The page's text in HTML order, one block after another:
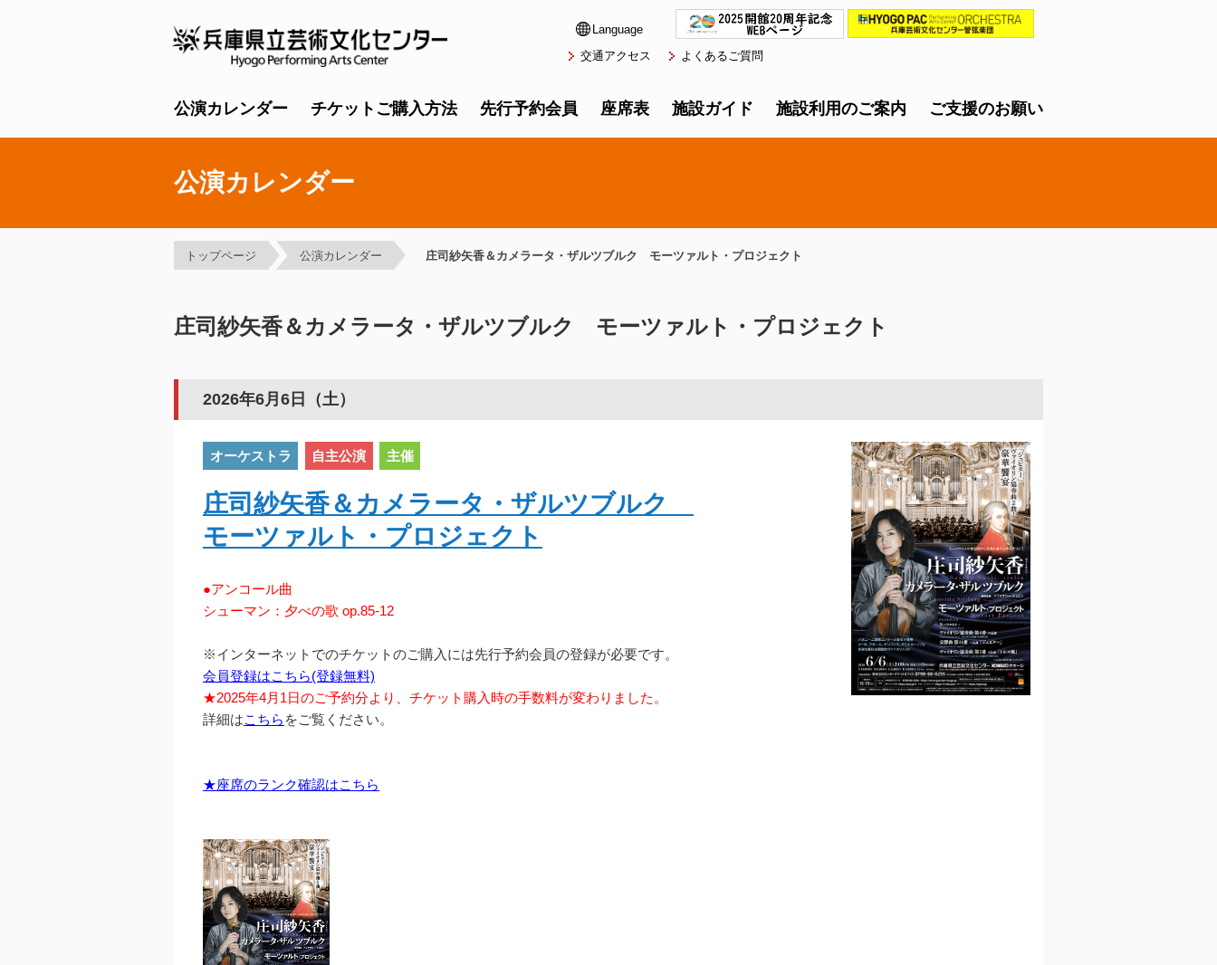
Language
交通アクセス
よくあるご質問
公演カレンダー チケットご購入方法 先行予約会員 座席表 施設ガイド 施設利用のご案内 ご支援のお願い
公演カレンダー
トップページ 公演カレンダー 庄司紗矢香＆カメラータ・ザルツブルク モーツァルト・プロジェクト
庄司紗矢香＆カメラータ・ザルツブルク モーツァルト・プロジェクト
2026年6月6日（土）
オーケストラ 自主公演 主催
庄司紗矢香＆カメラータ・ザルツブルク
モーツァルト・プロジェクト
●アンコール曲
シューマン：夕べの歌 op.85-12
※インターネットでのチケットのご購入には先行予約会員の登録が必要です。
会員登録はこちら(登録無料)
★2025年4月1日のご予約分より、チケット購入時の手数料が変わりました。
詳細はこちら をご覧ください。
★座席のランク確認はこちら